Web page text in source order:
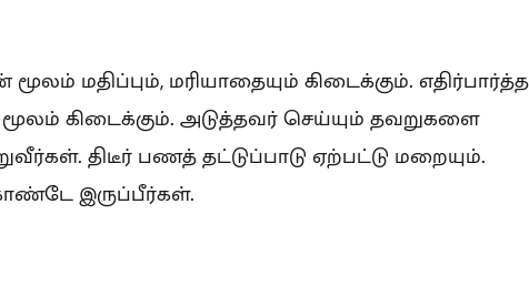
மதிப்பும், மரியாதையும் கிடைக்கும். எதிர்பார்த்த
கிடைக்கும். அடுத்தவர் செய்யும் தவறுகளை
திடீர் பணத் தட்டுப்பாடு ஏற்பட்டு மறையும்.
இருப்பீர்கள்.